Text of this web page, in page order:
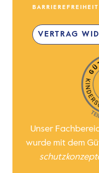
VERTRAG
Unser
wurde mit dem